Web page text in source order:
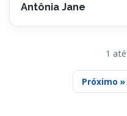
Antônia Jane
1
Próximo »